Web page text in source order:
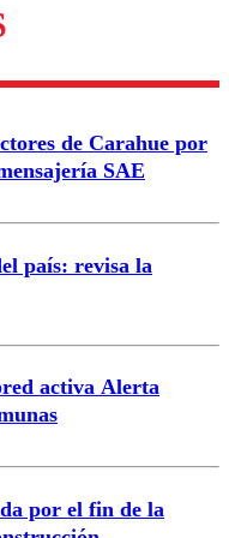
Enviar comentario
de Carahue por
SAE
país: revisa la
activa Alerta
por el fin de la